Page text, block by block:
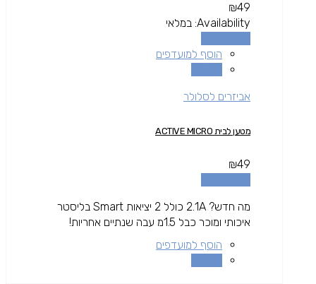
₪49
Availability: במלאי
הוסף למועדפים
אביזרים לסלולר
מטען לבית ACTIVE MICRO
₪49
מה חדש? 2.1A כולל 2 יציאות Smart בליסטר
איכותי ומוכר כבל 1.5מ עבה שנתיים אחריות!
הוסף למועדפים